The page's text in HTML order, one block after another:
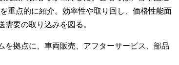
重点的に紹介。効率性や取り回し、価格性能面
要の取り込みを図る。
を拠点に、車両販売、アフターサービス、部品